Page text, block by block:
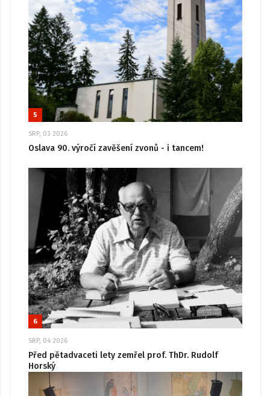
5
SRP, 03 2026
Oslava 90. výročí zavěšení zvonů - i tancem!
6
SRP, 04 2026
Před pětadvaceti lety zemřel prof. ThDr. Rudolf
Horský